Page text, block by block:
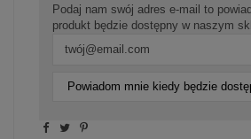
Podaj nam swój adres e-mail to
produkt będzie dostępny w naszym
Powiadom mnie kiedy będzie